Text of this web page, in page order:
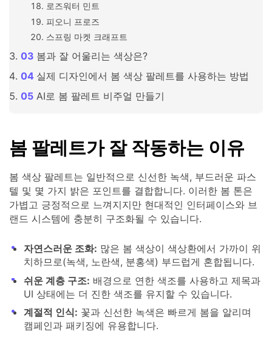
로즈워터 민트
피오니 프로즈
스프링 마켓 크래프트
봄과 잘 어울리는 색상은?
실제 디자인에서 봄 색상 팔레트를 사용하는 방법
AI로 봄 팔레트 비주얼 만들기
봄 팔레트가 잘 작동하는 이유
봄 색상 팔레트는 일반적으로 신선한 녹색, 부드러운 파스
텔 및 몇 가지 밝은 포인트를 결합합니다. 이러한 봄 톤은
가볍고 긍정적으로 느껴지지만 현대적인 인터페이스와 브
랜드 시스템에 충분히 구조화될 수 있습니다.
자연스러운 조화: 많은 봄 색상이 색상환에서 가까이 위
치하므로(녹색, 노란색, 분홍색) 부드럽게 혼합됩니다.
쉬운 계층 구조: 배경으로 연한 색조를 사용하고 제목과
UI 상태에는 더 진한 색조를 유지할 수 있습니다.
계절적 인식: 꽃과 신선한 녹색은 빠르게 봄을 알리며
캠페인과 패키징에 유용합니다.